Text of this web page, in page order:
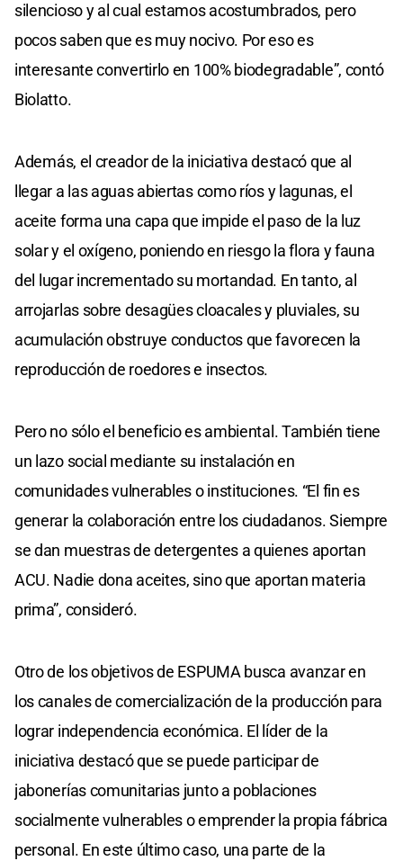
silencioso y al cual estamos acostumbrados, pero
pocos saben que es muy nocivo. Por eso es
interesante convertirlo en 100% biodegradable”, contó
Biolatto.
Además, el creador de la iniciativa destacó que al
llegar a las aguas abiertas como ríos y lagunas, el
aceite forma una capa que impide el paso de la luz
solar y el oxígeno, poniendo en riesgo la flora y fauna
del lugar incrementado su mortandad. En tanto, al
arrojarlas sobre desagües cloacales y pluviales, su
acumulación obstruye conductos que favorecen la
reproducción de roedores e insectos.
Pero no sólo el beneficio es ambiental. También tiene
un lazo social mediante su instalación en
comunidades vulnerables o instituciones. “El fin es
generar la colaboración entre los ciudadanos. Siempre
se dan muestras de detergentes a quienes aportan
ACU. Nadie dona aceites, sino que aportan materia
prima”, consideró.
Otro de los objetivos de ESPUMA busca avanzar en
los canales de comercialización de la producción para
lograr independencia económica. El líder de la
iniciativa destacó que se puede participar de
jabonerías comunitarias junto a poblaciones
socialmente vulnerables o emprender la propia fábrica
personal. En este último caso, una parte de la